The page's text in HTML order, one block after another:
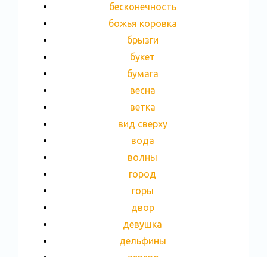
бесконечность
божья коровка
брызги
букет
бумага
весна
ветка
вид сверху
вода
волны
город
горы
двор
девушка
дельфины